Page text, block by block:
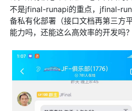
不是jfinal-runapi的重点，jfinal-
备私有化部署（接口文档再第三方
能力吗，还能这么高效率的开发吗？